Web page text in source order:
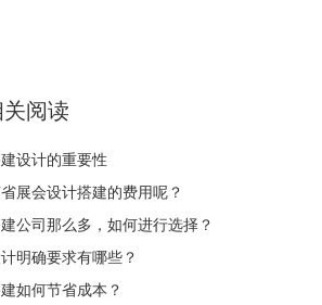
阅读
设计的重要性
展会设计搭建的费用呢？
公司那么多，如何进行选择？
明确要求有哪些？
如何节省成本？